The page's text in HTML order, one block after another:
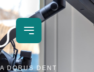
DORUS DENT